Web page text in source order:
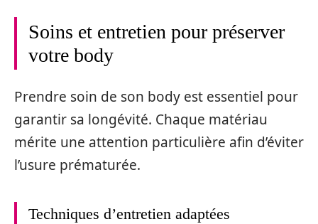
Soins et entretien pour préserver
votre body
Prendre soin de son body est essentiel pour
garantir sa longévité. Chaque matériau
mérite une attention particulière afin d’éviter
l’usure prématurée.
Techniques d’entretien adaptées